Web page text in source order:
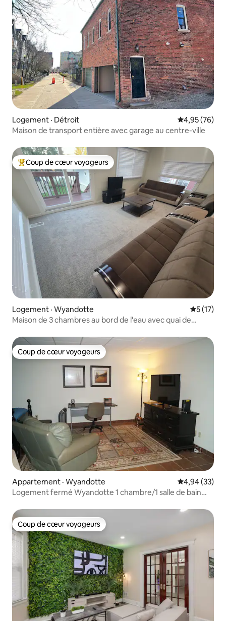
Logement · Détroit Note
4,95 (76)
Maison de transport entière avec garage au centre-ville
Coup de cœur voyageurs parmi les plus aimés
Coup de cœur voyageurs
Logement · Wyandotte Note
5 (17)
Maison de 3 chambres au bord de l'eau avec quai de
Coup de cœur voyageurs
Coup de cœur voyageurs
Appartement · Wyandotte Note
4,94 (33)
Logement fermé Wyandotte 1 chambre/1 salle de bain
Coup de cœur voyageurs
Coup de cœur voyageurs